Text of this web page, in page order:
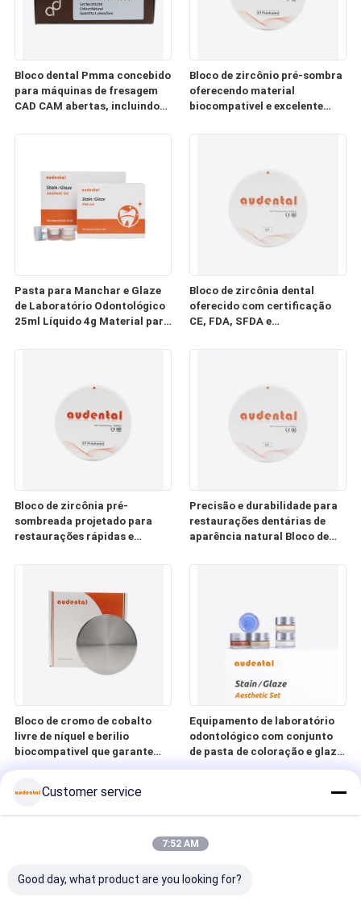
Bloco dental Pmma concebido
para máquinas de fresagem
CAD CAM abertas, incluindo
Bloco de zircônio pré-sombra
oferecendo material
biocompativel e excelente
Pasta para Manchar e Glaze
de Laboratório Odontológico
25ml Líquido 4g Material para
Bloco de zircônia dental
oferecido com certificação
CE, FDA, SFDA e
Bloco de zircônia pré-
sombreada projetado para
restaurações rápidas e
Precisão e durabilidade para
restaurações dentárias de
aparência natural Bloco de
Bloco de cromo de cobalto
livre de níquel e berilio
biocompativel que garante
aplicações dentárias
citotóxicas
Equipamento de laboratório
odontológico com conjunto
de pasta de coloração e glaze
pronto para uso, permitindo
personalização flexível da cor
Customer service
7:52 AM
Good day, what product are you looking for?